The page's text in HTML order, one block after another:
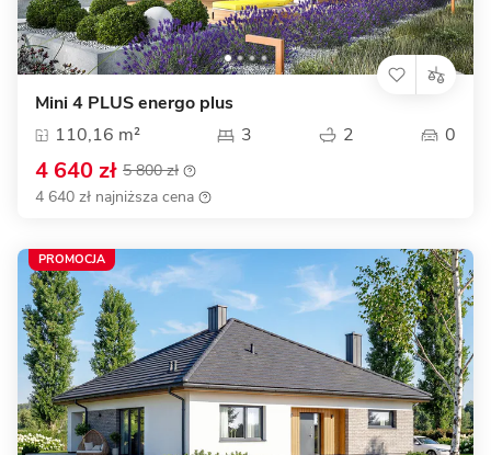
Mini 4 PLUS energo plus
110,16 m²
3 2 0
4 640 zł 5 800 zł
4 640 zł najniższa cena
PROMOCJA